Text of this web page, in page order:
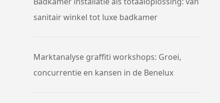
sanitair winkel tot luxe badkamer
Marktanalyse graffiti workshops: Groei,
concurrentie en kansen in de Benelux